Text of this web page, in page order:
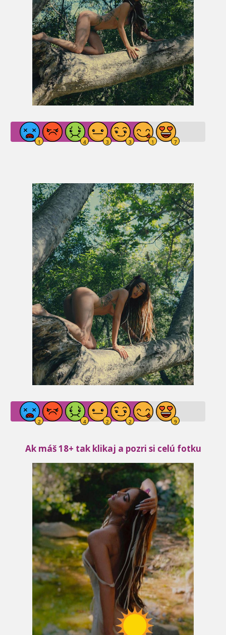
Ak máš 18+ tak klikaj a pozri si celú fotku